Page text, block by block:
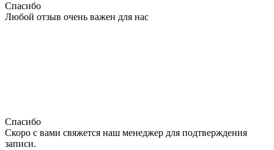
Спасибо
Любой отзыв очень важен для нас
Спасибо
Скоро с вами свяжется наш менеджер для подтверждения
записи.